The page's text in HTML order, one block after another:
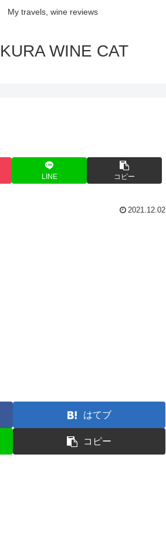
My travels, wine reviews
WINE CAT
LINE コピー
2021.12.02
はてブ
コピー